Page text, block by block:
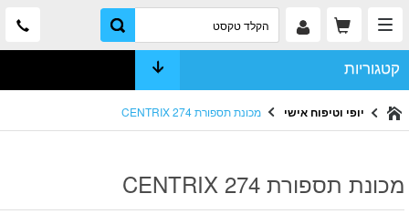
קטגוריות
יופי וטיפוח אישי מכונת תספורת 274 CENTRIX
מכונת תספורת 274 CENTRIX